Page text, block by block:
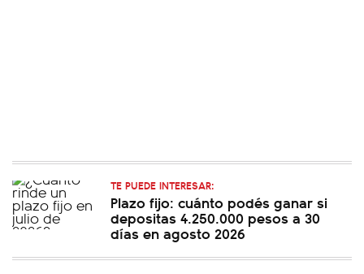
TE PUEDE INTERESAR:
Plazo fijo: cuánto podés ganar si
depositas 4.250.000 pesos a 30
días en agosto 2026